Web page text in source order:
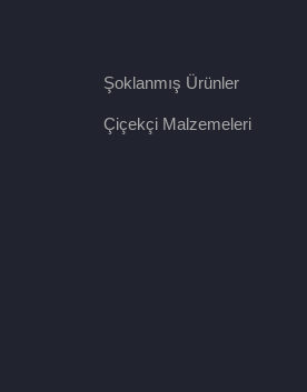
Şoklanmış Ürünler
Çiçekçi Malzemeleri